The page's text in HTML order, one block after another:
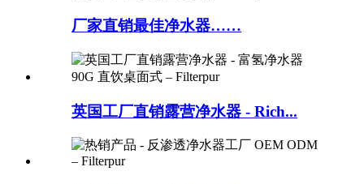
厂家直销最佳净水器……
英国工厂直销露营净水器 - Rich...